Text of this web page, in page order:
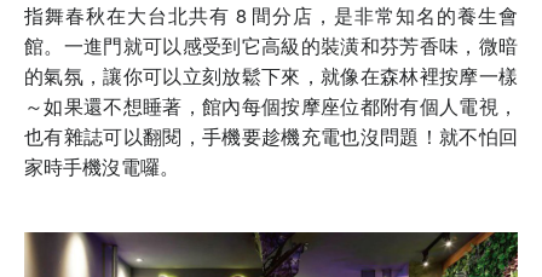
指舞春秋在大台北共有 8 間分店，是非常知名的養生會
館。一進門就可以感受到它高級的裝潢和芬芳香味，微暗
的氣氛，讓你可以立刻放鬆下來，就像在森林裡按摩一樣
～如果還不想睡著，館內每個按摩座位都附有個人電視，
也有雜誌可以翻閱，手機要趁機充電也沒問題！就不怕回
家時手機沒電囉。